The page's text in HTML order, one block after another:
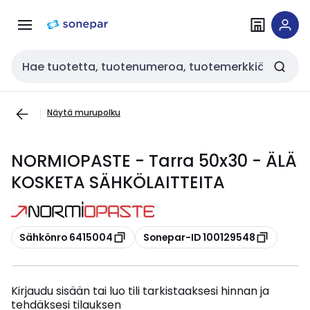
navigointiinsisältöön
Haku
Näytä murupolku
NORMIOPASTE - Tarra 50x30 - ÄLÄ
KOSKETA SÄHKÖLAITTEITA
Kopioi
Sähkönro 6415004 Kopioi
Sonepar-ID 100129548
Kirjaudu sisään tai luo tili tarkistaaksesi hinnan ja
tehdäksesi tilauksen